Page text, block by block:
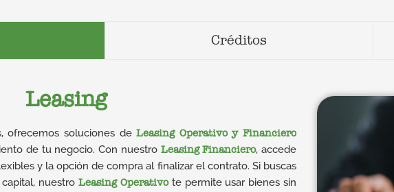
Créditos
Leasing
ofrecemos soluciones deLeasing Operativo y Financiero
de tu negocio. Con nuestro Leasing Financiero, accede
y la opción de compra al finalizar el contrato. Si buscas
nuestro Leasing Operativote permite usar bienes sin